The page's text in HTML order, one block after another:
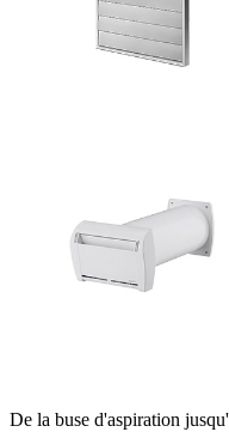
De la buse d'aspiration